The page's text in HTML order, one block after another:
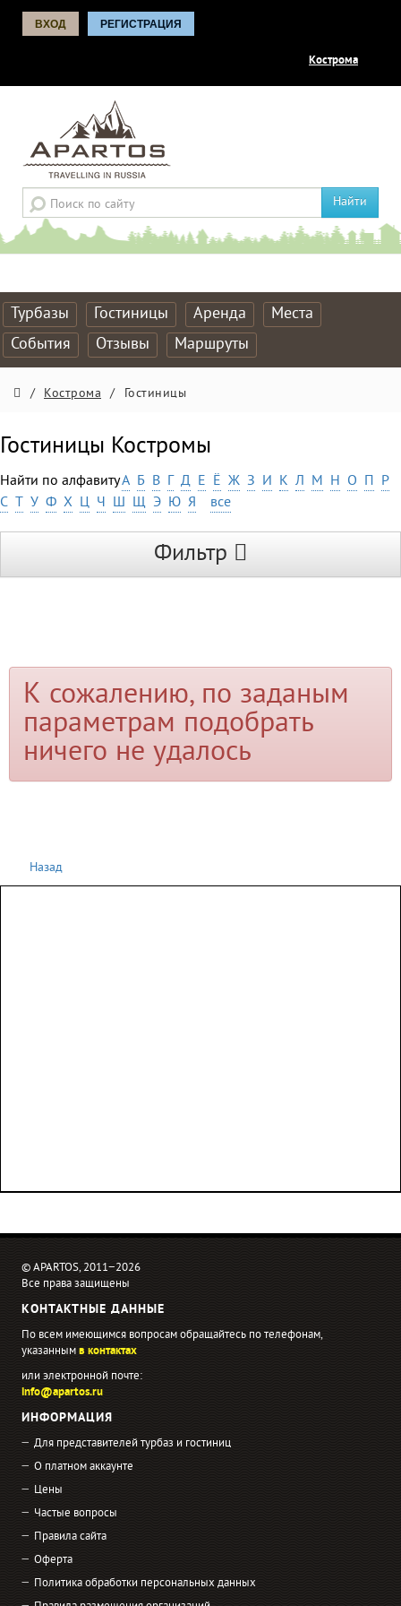
ВХОД РЕГИСТРАЦИЯ
Кострома
Найти
Турбазы Гостиницы Аренда
Места
События
Отзывы Маршруты
/ Кострома / Гостиницы
Гостиницы Костромы
Найти по алфавитуА Б В Г Д Е Ё Ж З И К Л М Н О П Р
С Т У Ф Х Ц Ч Ш Щ Э Ю Я все
Фильтр
К сожалению, по заданым
параметрам подобрать
ничего не удалось
Назад
© APARTOS, 2011−2026
Все права защищены
КОНТАКТНЫЕ ДАННЫЕ
По всем имеющимся вопросам обращайтесь по телефонам,
указаннымв контактах
или электронной почте:
info@apartos.ru
ИНФОРМАЦИЯ
Для представителей турбаз и гостиниц
О платном аккаунте
Цены
Частые вопросы
Правила сайта
Оферта
Политика обработки персональных данных